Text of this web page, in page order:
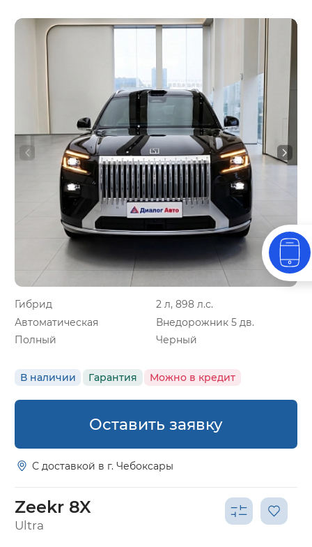
Гибрид
2 л, 898 л.с.
Автоматическая
Внедорожник 5 дв.
Полный
Черный
В наличии Гарантия Можно в кредит
Оставить заявку
С доставкой в г. Чебоксары
Zeekr 8X
Ultra